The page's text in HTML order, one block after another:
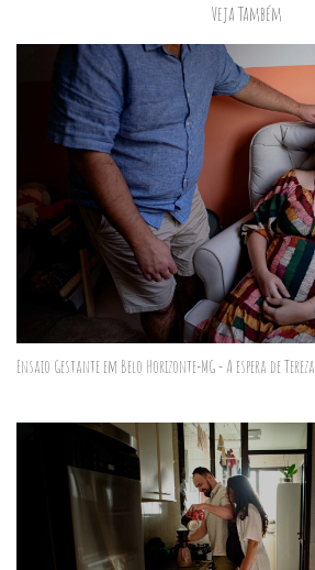
Veja Também
Ensaio Gestante em Belo Horizonte-MG - A espera de Tereza